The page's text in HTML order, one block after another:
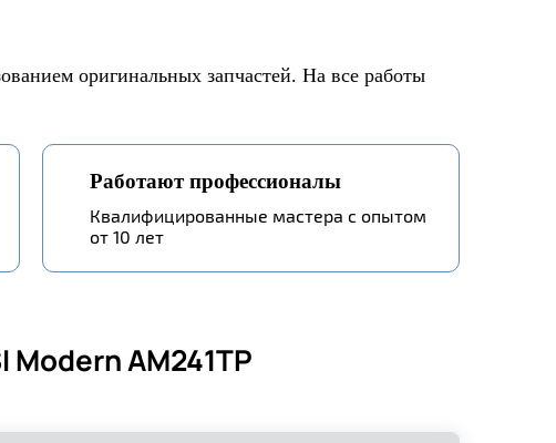
оригинальных запчастей. На все работы
Работают профессионалы
Квалифицированные мастера с опытом
от 10 лет
AM241TP